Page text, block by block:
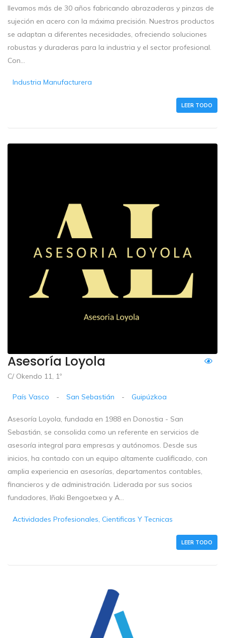
llevamos más de 30 años fabricando abrazaderas y pinzas de
sujeción en acero con la máxima precisión. Nuestros productos
se adaptan a diferentes necesidades, ofreciendo soluciones
robustas y duraderas para la industria y el sector profesional.
Con...
Industria Manufacturera
LEER TODO
Asesoría Loyola
C/ Okendo 11, 1º
País Vasco - San Sebastián - Guipúzkoa
Asesoría Loyola, fundada en 1988 en Donostia - San
Sebastián, se consolida como un referente en servicios de
asesoría integral para empresas y autónomos. Desde sus
inicios, ha contado con un equipo altamente cualificado, con
amplia experiencia en asesorías, departamentos contables,
financieros y de administración. Liderada por sus socios
fundadores, Iñaki Bengoetxea y A...
Actividades Profesionales, Cientificas Y Tecnicas
LEER TODO